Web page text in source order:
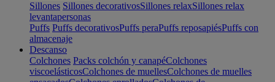
Sillones Sillones decorativosSillones relaxSillones relax
levantapersonas
Puffs Puffs decorativosPuffs peraPuffs reposapiésPuffs con
almacenaje
Descanso
Colchones Packs colchón y canapéColchones
viscoelásticosColchones de muellesColchones de muelles